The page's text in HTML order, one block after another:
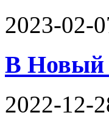
2023-02-
В Новый
2022-12-